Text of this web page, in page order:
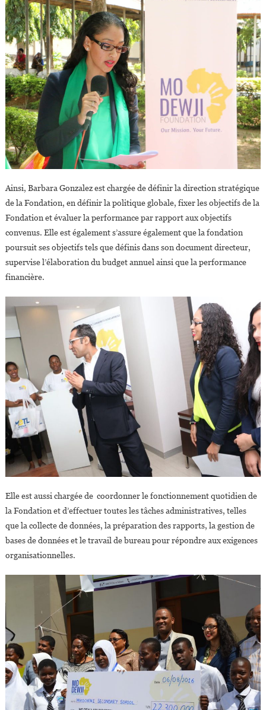
Ainsi, Barbara Gonzalez est chargée de définir la direction stratégique
de la Fondation, en définir la politique globale, fixer les objectifs de la
Fondation et évaluer la performance par rapport aux objectifs
convenus. Elle est également s’assure également que la fondation
poursuit ses objectifs tels que définis dans son document directeur,
supervise l’élaboration du budget annuel ainsi que la performance
financière.
Elle est aussi chargée de coordonner le fonctionnement quotidien de
la Fondation et d’effectuer toutes les tâches administratives, telles
que la collecte de données, la préparation des rapports, la gestion de
bases de données et le travail de bureau pour répondre aux exigences
organisationnelles.